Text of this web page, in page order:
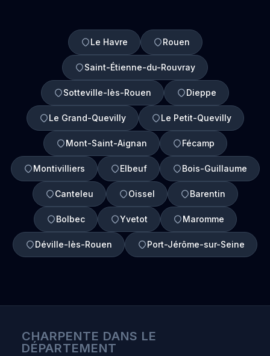
Le Havre Rouen
Saint-Étienne-du-Rouvray
Sotteville-lès-Rouen Dieppe
Le Grand-Quevilly Le Petit-Quevilly
Mont-Saint-Aignan Fécamp
Montivilliers Elbeuf Bois-Guillaume
Canteleu Oissel Barentin
Bolbec Yvetot Maromme
Déville-lès-Rouen Port-Jérôme-sur-Seine
CHARPENTE DANS LE
DÉPARTEMENT